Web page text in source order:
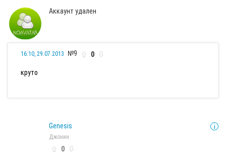
Аккаунт удален
16:10, 29.07.2013 №9 0
круто
Genesis
Джонин
0